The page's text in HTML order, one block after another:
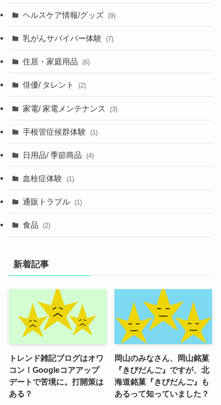
ヘルスケア情報/グッズ (9)
乳がんサバイバー体験 (7)
住居・家庭用品 (6)
俳優/ タレント (2)
家電/ 家電メンテナンス (3)
手根管症候群体験 (1)
日用品/ 季節商品 (4)
血栓症体験 (1)
通販トラブル (1)
食品 (2)
新着記事
トレンド雑記ブログはオワ
コン！Googleコアアップ
デートで苦境に。打開策は
ある？
岡山のみなさん、岡山銘菓
『きびだんご』ですが、北
海道銘菓『きびだんご』も
あるって知っていました？